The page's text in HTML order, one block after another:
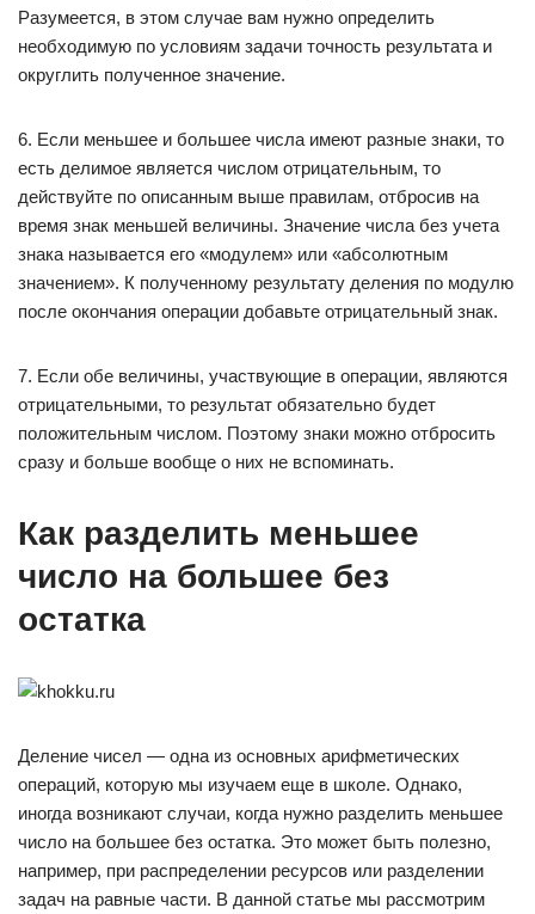
Разумеется, в этом случае вам нужно определить
необходимую по условиям задачи точность результата и
округлить полученное значение.
6. Если меньшее и большее числа имеют разные знаки, то
есть делимое является числом отрицательным, то
действуйте по описанным выше правилам, отбросив на
время знак меньшей величины. Значение числа без учета
знака называется его «модулем» или «абсолютным
значением». К полученному результату деления по модулю
после окончания операции добавьте отрицательный знак.
7. Если обе величины, участвующие в операции, являются
отрицательными, то результат обязательно будет
положительным числом. Поэтому знаки можно отбросить
сразу и больше вообще о них не вспоминать.
Как разделить меньшее
число на большее без
остатка
Деление чисел — одна из основных арифметических
операций, которую мы изучаем еще в школе. Однако,
иногда возникают случаи, когда нужно разделить меньшее
число на большее без остатка. Это может быть полезно,
например, при распределении ресурсов или разделении
задач на равные части. В данной статье мы рассмотрим